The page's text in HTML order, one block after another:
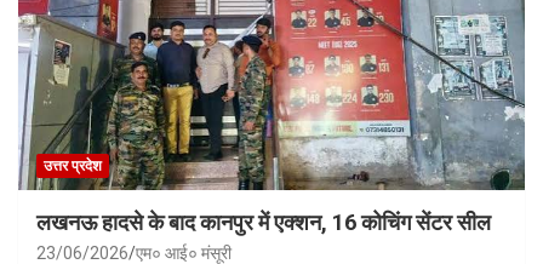
उत्तर प्रदेश
लखनऊ हादसे के बाद कानपुर में एक्शन, 16 कोचिंग सेंटर सील
23/06/2026 एम० आई० मंसूरी